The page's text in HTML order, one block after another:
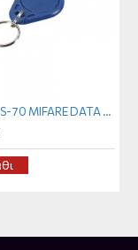
ORBITA S-70 MIFARE DATA CARD